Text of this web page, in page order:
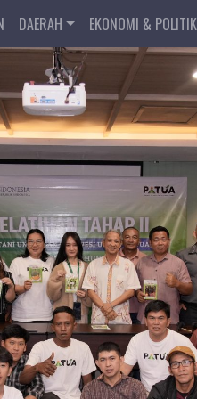
DAERAH EKONOMI & POLITIK